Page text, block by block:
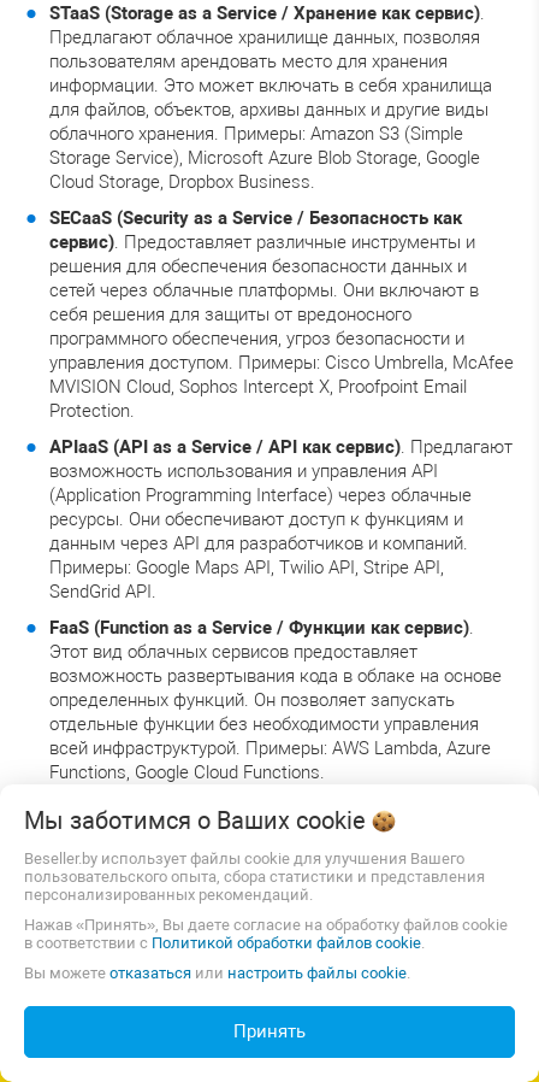
STaaS (Storage as a Service / Хранение как сервис).
Предлагают облачное хранилище данных, позволяя
пользователям арендовать место для хранения
информации. Это может включать в себя хранилища
для файлов, объектов, архивы данных и другие виды
облачного хранения. Примеры: Amazon S3 (Simple
Storage Service), Microsoft Azure Blob Storage, Google
Cloud Storage, Dropbox Business.
SECaaS (Security as a Service / Безопасность как
сервис). Предоставляет различные инструменты и
решения для обеспечения безопасности данных и
сетей через облачные платформы. Они включают в
себя решения для защиты от вредоносного
программного обеспечения, угроз безопасности и
управления доступом. Примеры: Cisco Umbrella, McAfee
MVISION Cloud, Sophos Intercept X, Proofpoint Email
Protection.
APIaaS (API as a Service / API как сервис). Предлагают
возможность использования и управления API
(Application Programming Interface) через облачные
ресурсы. Они обеспечивают доступ к функциям и
данным через API для разработчиков и компаний.
Примеры: Google Maps API, Twilio API, Stripe API,
SendGrid API.
FaaS (Function as a Service / Функции как сервис).
Этот вид облачных сервисов предоставляет
возможность развертывания кода в облаке на основе
определенных функций. Он позволяет запускать
отдельные функции без необходимости управления
всей инфраструктурой. Примеры: AWS Lambda, Azure
Functions, Google Cloud Functions.
Аренда сайта или интернет-магазина, или как просто и
быстро начать продавать через интернет
Разработка сайта — руководство для начинающих
Как выбрать и купить домен и хостинг?
Как посмотреть посещаемость сайта?
Мы заботимся о Ваших cookie
Beseller.by использует файлы cookie для улучшения Вашего
пользовательского опыта, сбора статистики и представления
персонализированных рекомендаций.
Нажав «Принять», Вы даете согласие на обработку файлов cookie
в соответствии с Политикой обработки файлов cookie.
Вы можете отказаться или настроить файлы cookie.
Принять
стоить сайт для вашего бизнеса